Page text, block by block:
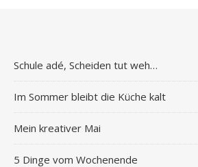
Schule adé, Scheiden tut weh…
Im Sommer bleibt die Küche kalt
Mein kreativer Mai
5 Dinge vom Wochenende